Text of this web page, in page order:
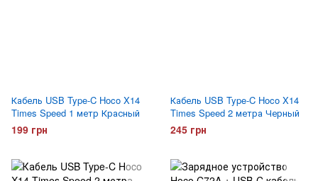
Кабель USB Type-C Hoco X14
Times Speed 1 метр Красный
199 грн
Кабель USB Type-C Hoco X14
Times Speed 2 метра Черный
245 грн